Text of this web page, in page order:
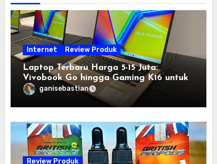
Internet Review Produk
Laptop Terbaru Harga 5-15 Juta:
Vivobook Go hingga Gaming K16 untuk
Semua Budget
ganisebastian
Review Produk